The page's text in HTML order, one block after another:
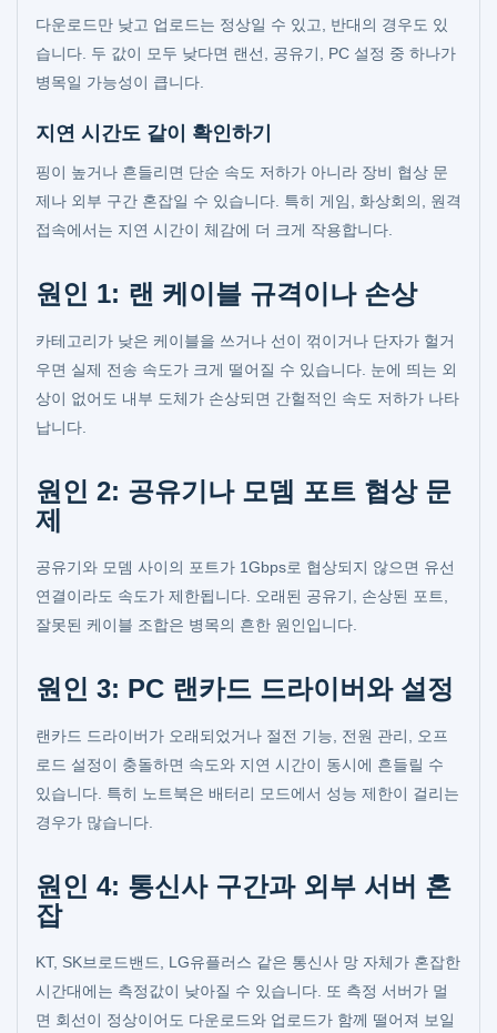
다운로드만 낮고 업로드는 정상일 수 있고, 반대의 경우도 있
습니다. 두 값이 모두 낮다면 랜선, 공유기, PC 설정 중 하나가
병목일 가능성이 큽니다.
지연 시간도 같이 확인하기
핑이 높거나 흔들리면 단순 속도 저하가 아니라 장비 협상 문
제나 외부 구간 혼잡일 수 있습니다. 특히 게임, 화상회의, 원격
접속에서는 지연 시간이 체감에 더 크게 작용합니다.
원인 1: 랜 케이블 규격이나 손상
카테고리가 낮은 케이블을 쓰거나 선이 꺾이거나 단자가 헐거
우면 실제 전송 속도가 크게 떨어질 수 있습니다. 눈에 띄는 외
상이 없어도 내부 도체가 손상되면 간헐적인 속도 저하가 나타
납니다.
원인 2: 공유기나 모뎀 포트 협상 문
제
공유기와 모뎀 사이의 포트가 1Gbps로 협상되지 않으면 유선
연결이라도 속도가 제한됩니다. 오래된 공유기, 손상된 포트,
잘못된 케이블 조합은 병목의 흔한 원인입니다.
원인 3: PC 랜카드 드라이버와 설정
랜카드 드라이버가 오래되었거나 절전 기능, 전원 관리, 오프
로드 설정이 충돌하면 속도와 지연 시간이 동시에 흔들릴 수
있습니다. 특히 노트북은 배터리 모드에서 성능 제한이 걸리는
경우가 많습니다.
원인 4: 통신사 구간과 외부 서버 혼
잡
KT, SK브로드밴드, LG유플러스 같은 통신사 망 자체가 혼잡한
시간대에는 측정값이 낮아질 수 있습니다. 또 측정 서버가 멀
면 회선이 정상이어도 다운로드와 업로드가 함께 떨어져 보일